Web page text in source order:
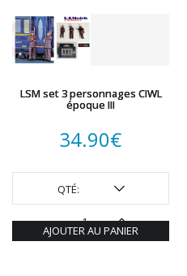
LSM set 3 personnages CIWL
époque III
34.90€
QTÉ:
AJOUTER AU PANIER